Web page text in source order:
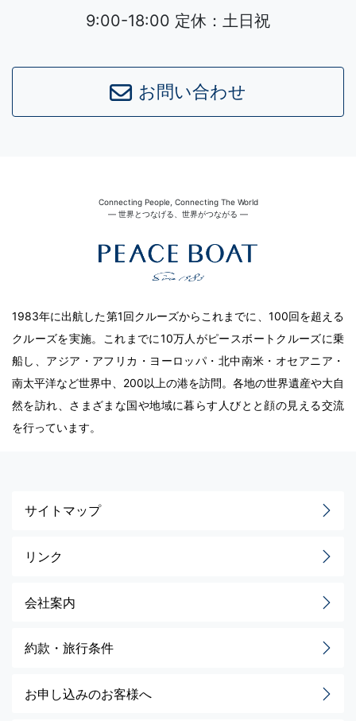
9:00-18:00 定休：土日祝
お問い合わせ
Connecting People, Connecting The World
― 世界とつなげる、世界がつながる ―
1983年に出航した第1回クルーズからこれまでに、100回を超える
クルーズを実施。これまでに10万人がピースボートクルーズに乗
船し、アジア・アフリカ・ヨーロッパ・北中南米・オセアニア・
南太平洋など世界中、200以上の港を訪問。各地の世界遺産や大自
然を訪れ、さまざまな国や地域に暮らす人びとと顔の見える交流
を行っています。
サイトマップ
リンク
会社案内
約款・旅行条件
お申し込みのお客様へ